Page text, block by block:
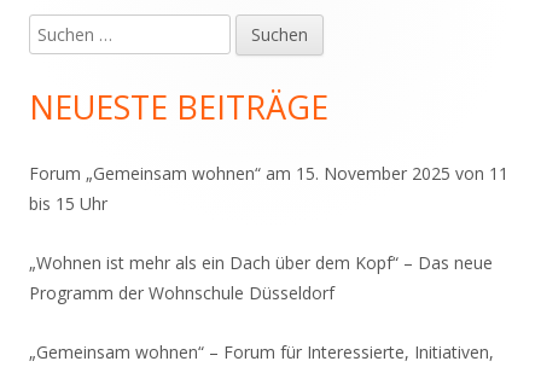
Haupt-
Seitenleiste
Suchen
nach:
NEUESTE BEITRÄGE
Forum „Gemeinsam wohnen“ am 15. November 2025 von 11
bis 15 Uhr
„Wohnen ist mehr als ein Dach über dem Kopf“ – Das neue
Programm der Wohnschule Düsseldorf
„Gemeinsam wohnen“ – Forum für Interessierte, Initiativen,